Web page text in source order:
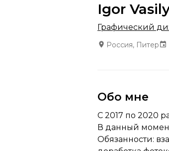
Igor
Графический
Россия, Питер
Обо мне
С 2017 по 2020
В данный
Обязанности: